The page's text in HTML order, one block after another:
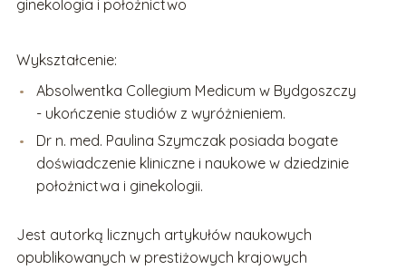
ginekologia i położnictwo
Wykształcenie:
Absolwentka Collegium Medicum w Bydgoszczy
- ukończenie studiów z wyróżnieniem.
Dr n. med. Paulina Szymczak posiada bogate
doświadczenie kliniczne i naukowe w dziedzinie
położnictwa i ginekologii.
Jest autorką licznych artykułów naukowych
opublikowanych w prestiżowych krajowych